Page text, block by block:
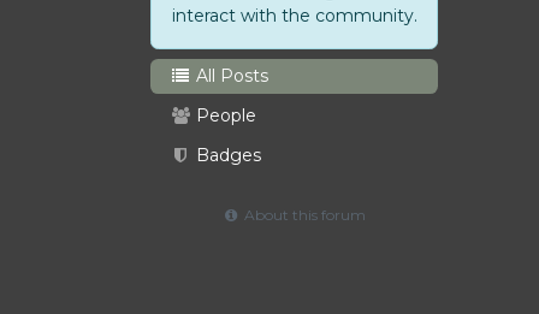
interact with the community.
All Posts
People
Badges
About this forum